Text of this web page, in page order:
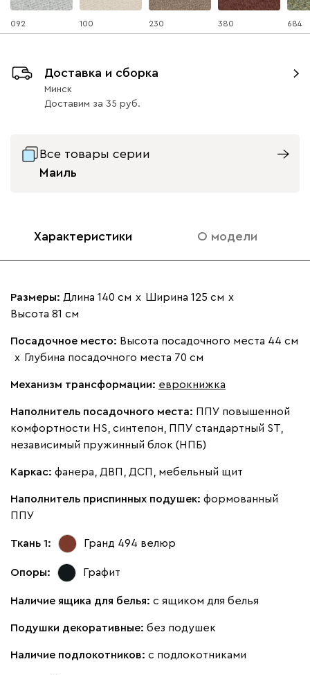
092 100 230 380 684
Бежевый Вишневый Голубой
Виридис Клэй Мустард Оранж
Альтеа 2973
Доставка и сборка
Минск
Доставим за 35
Все товары серии
Маиль
Характеристики О модели
Размеры: Длина 140 см х Ширина 125 см х
Высота 81 см
Посадочное место: Высота посадочного места 44 см
х Глубина посадочного места 70 см
Механизм трансформации: еврокнижка
Наполнитель посадочного места: ППУ повышенной
комфортности HS, синтепон, ППУ стандартный ST,
независимый пружинный блок (НПБ)
Каркас: фанера, ДВП, ДСП, мебельный щит
Наполнитель приспинных подушек: формованный
ППУ
Ткань 1: Гранд 494 велюр
Опоры: Графит
Наличие ящика для белья: с ящиком для белья
Подушки декоративные: без подушек
Наличие подлокотников: с подлокотниками